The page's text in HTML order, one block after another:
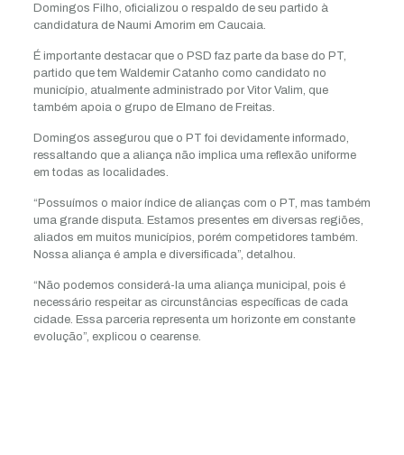
Domingos Filho, oficializou o respaldo de seu partido à
candidatura de Naumi Amorim em Caucaia.
É importante destacar que o PSD faz parte da base do PT,
partido que tem Waldemir Catanho como candidato no
município, atualmente administrado por Vitor Valim, que
também apoia o grupo de Elmano de Freitas.
Domingos assegurou que o PT foi devidamente informado,
ressaltando que a aliança não implica uma reflexão uniforme
em todas as localidades.
“Possuímos o maior índice de alianças com o PT, mas também
uma grande disputa. Estamos presentes em diversas regiões,
aliados em muitos municípios, porém competidores também.
Nossa aliança é ampla e diversificada”, detalhou.
“Não podemos considerá-la uma aliança municipal, pois é
necessário respeitar as circunstâncias específicas de cada
cidade. Essa parceria representa um horizonte em constante
evolução”, explicou o cearense.